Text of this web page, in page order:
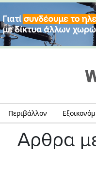
Περιβάλλον
Αρθρα